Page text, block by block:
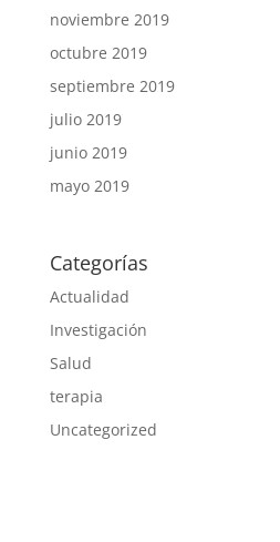
noviembre 2019
octubre 2019
septiembre 2019
julio 2019
junio 2019
mayo 2019
Categorías
Actualidad
Investigación
Salud
terapia
Uncategorized